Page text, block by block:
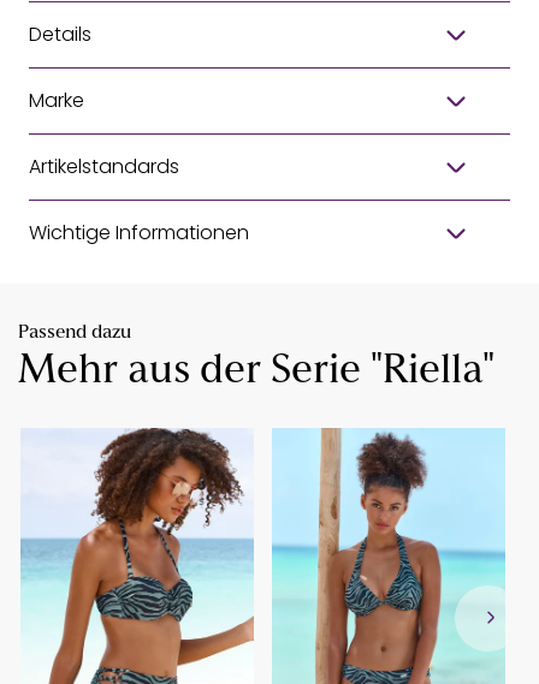
Details
Marke
Artikelstandards
Wichtige Informationen
Passend dazu
Mehr aus der Serie "Riella"